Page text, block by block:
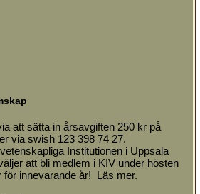
att sätta in årsavgiften 250 kr på
via swish 123 398 74 27.
Institutionen i Uppsala
att bli medlem i KIV under hösten
för innevarande år! Läs mer.